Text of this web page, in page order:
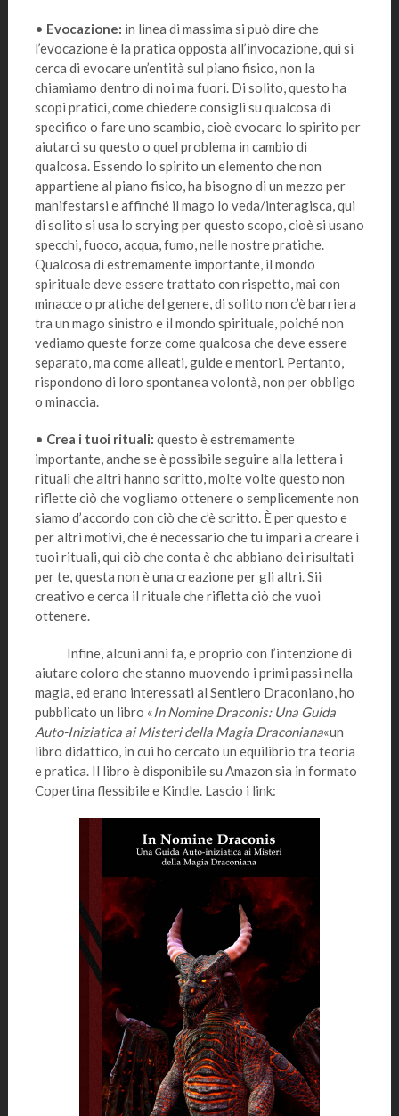
• Evocazione: in linea di massima si può dire che
l’evocazione è la pratica opposta all’invocazione, qui si
cerca di evocare un’entità sul piano fisico, non la
chiamiamo dentro di noi ma fuori. Di solito, questo ha
scopi pratici, come chiedere consigli su qualcosa di
specifico o fare uno scambio, cioè evocare lo spirito per
aiutarci su questo o quel problema in cambio di
qualcosa. Essendo lo spirito un elemento che non
appartiene al piano fisico, ha bisogno di un mezzo per
manifestarsi e affinché il mago lo veda/interagisca, qui
di solito si usa lo scrying per questo scopo, cioè si usano
specchi, fuoco, acqua, fumo, nelle nostre pratiche.
Qualcosa di estremamente importante, il mondo
spirituale deve essere trattato con rispetto, mai con
minacce o pratiche del genere, di solito non c’è barriera
tra un mago sinistro e il mondo spirituale, poiché non
vediamo queste forze come qualcosa che deve essere
separato, ma come alleati, guide e mentori. Pertanto,
rispondono di loro spontanea volontà, non per obbligo
o minaccia.
• Crea i tuoi rituali: questo è estremamente
importante, anche se è possibile seguire alla lettera i
rituali che altri hanno scritto, molte volte questo non
riflette ciò che vogliamo ottenere o semplicemente non
siamo d’accordo con ciò che c’è scritto. È per questo e
per altri motivi, che è necessario che tu impari a creare i
tuoi rituali, qui ciò che conta è che abbiano dei risultati
per te, questa non è una creazione per gli altri. Sii
creativo e cerca il rituale che rifletta ciò che vuoi
ottenere.
Infine, alcuni anni fa, e proprio con l’intenzione di
aiutare coloro che stanno muovendo i primi passi nella
magia, ed erano interessati al Sentiero Draconiano, ho
pubblicato un libro «In Nomine Draconis: Una Guida
Auto-Iniziatica ai Misteri della Magia Draconiana«un
libro didattico, in cui ho cercato un equilibrio tra teoria
e pratica. Il libro è disponibile su Amazon sia in formato
Copertina flessibile e Kindle. Lascio i link: